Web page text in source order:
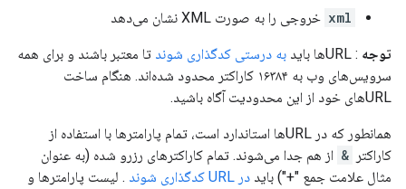
xml خروجی را به صورت XML نشان می‌دهد
توجه : URLها باید به درستی کدگذاری شوند تا معتبر باشند و برای همه
سرویس‌های وب به ۱۶۳۸۴ کاراکتر محدود شده‌اند. هنگام ساخت
URLهای خود از این محدودیت آگاه باشید.
همانطور که در URLها استاندارد است، تمام پارامترها با استفاده از
کاراکتر & از هم جدا می‌شوند. تمام کاراکترهای رزرو شده (به عنوان
مثال علامت جمع "+") باید در URL کدگذاری شوند
. لیست پارامترها و